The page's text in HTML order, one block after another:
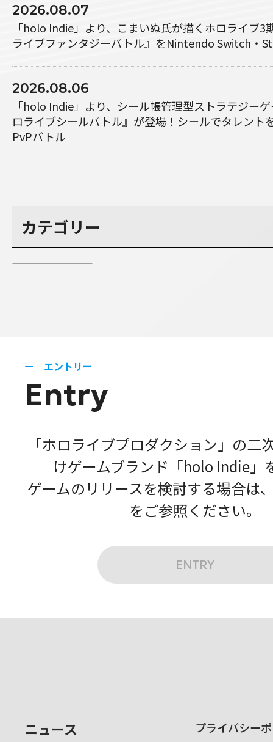
2026.08.07
「holo Indie」より、こまいぬ氏が描くホロライブ3
ライブファンタジーバトル』をNintendo Switch・
2026.08.06
「holo Indie」より、シール帳管理型ストラテジー
ロライブシールバトル』が登場！シールでタレント
PvPバトル
カテゴリー
エントリー
Entry
「ホロライブプロダクション」の二
けゲームブランド「holo Indie」
ゲームのリリースを検討する場合は
をご参照ください。
ENTRY
ニュース
プライバシー